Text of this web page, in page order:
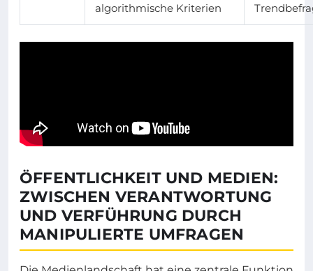
algorithmische Kriterien
ÖFFENTLICHKEIT UND MEDIEN:
ZWISCHEN VERANTWORTUNG
UND VERFÜHRUNG DURCH
MANIPULIERTE UMFRAGEN